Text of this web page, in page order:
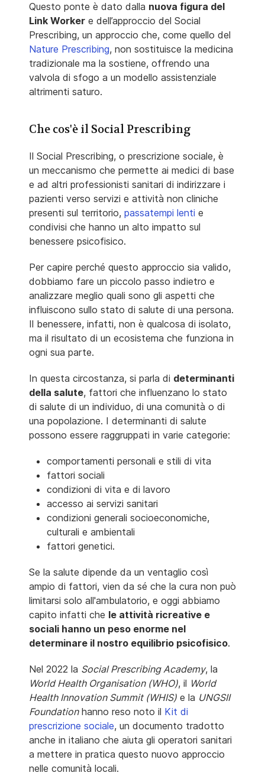
Questo ponte è dato dalla nuova figura del
Link Worker e dell’approccio del Social
Prescribing, un approccio che, come quello del
Nature Prescribing, non sostituisce la medicina
tradizionale ma la sostiene, offrendo una
valvola di sfogo a un modello assistenziale
altrimenti saturo.
Che cos'è il Social Prescribing
Il Social Prescribing, o prescrizione sociale, è
un meccanismo che permette ai medici di base
e ad altri professionisti sanitari di indirizzare i
pazienti verso servizi e attività non cliniche
presenti sul territorio, passatempi lenti e
condivisi che hanno un alto impatto sul
benessere psicofisico.
Per capire perché questo approccio sia valido,
dobbiamo fare un piccolo passo indietro e
analizzare meglio quali sono gli aspetti che
influiscono sullo stato di salute di una persona.
Il benessere, infatti, non è qualcosa di isolato,
ma il risultato di un ecosistema che funziona in
ogni sua parte.
In questa circostanza, si parla di determinanti
della salute, fattori che influenzano lo stato
di salute di un individuo, di una comunità o di
una popolazione. I determinanti di salute
possono essere raggruppati in varie categorie:
comportamenti personali e stili di vita
fattori sociali
condizioni di vita e di lavoro
accesso ai servizi sanitari
condizioni generali socioeconomiche,
culturali e ambientali
fattori genetici.
Se la salute dipende da un ventaglio così
ampio di fattori, vien da sé che la cura non può
limitarsi solo all'ambulatorio, e oggi abbiamo
capito infatti che le attività ricreative e
sociali hanno un peso enorme nel
determinare il nostro equilibrio psicofisico.
Nel 2022 la Social Prescribing Academy, la
World Health Organisation (WHO), il World
Health Innovation Summit (WHIS) e la UNGSII
Foundationhanno reso noto il Kit di
prescrizione sociale, un documento tradotto
anche in italiano che aiuta gli operatori sanitari
a mettere in pratica questo nuovo approccio
nelle comunità locali.